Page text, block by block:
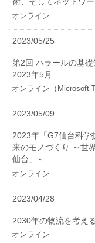
オンライン
2023/05/25
第2回 ハラールの基
2023年5月
オンライン（Microsoft
2023/05/09
2023年「G7仙台科学
来のモノづくり ～世
仙台」～
オンライン
2023/04/28
2030年の物流を考える
オンライン